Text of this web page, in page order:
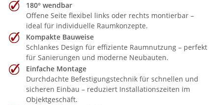
180° wendbar
Offene Seite flexibel links oder rechts montierbar –
ideal für individuelle Raumkonzepte.
Kompakte Bauweise
Schlankes Design für effiziente Raumnutzung – perfekt
für Sanierungen und moderne Neubauten.
Einfache Montage
Durchdachte Befestigungstechnik für schnellen und
sicheren Einbau – reduziert Installationszeiten im
Objektgeschäft.